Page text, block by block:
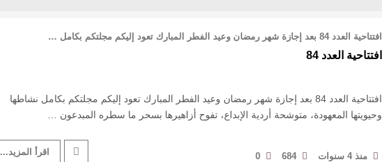
افتتاحية العدد 84 بعد إجازة شهر رمضان وعيد الفطر المبارك تعود إليكم مجلتكم بكامل …
افتتاحية العدد 84
افتتاحية العدد 84 بعد إجازة شهر رمضان وعيد الفطر المبارك تعود إليكم مجلتكم بكامل نشاطها
وحيويتها المعهودة، متوشحة أردية الإبداع، تفوح أزاهيرها بسحر ما سطره المبدعون …
منذ 4 سنوات 684
0 اقرأ المزيد...